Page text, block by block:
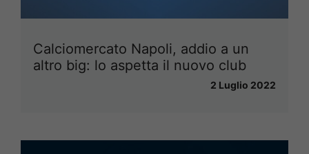
Calciomercato Napoli, addio a un
altro big: lo aspetta il nuovo club
2 Luglio 2022